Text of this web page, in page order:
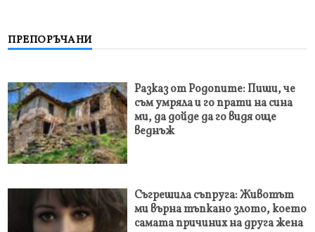
ПРЕПОРЪЧАНИ
Разказ от Родопите: Пиши, че
съм умряла и го прати на сина
ми, да дойде да го видя още
веднъж
Съгрешила съпруга: Животът
ми върна тъпкано злото, което
самата причиних на друга жена